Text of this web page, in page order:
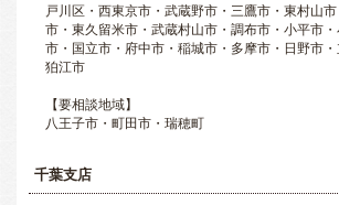
戸川区・西東京市・武蔵野市・三鷹市・東村山
市・東久留米市・武蔵村山市・調布市・小平市
市・国立市・府中市・稲城市・多摩市・日野市・
狛江市
【要相談地域】
八王子市・町田市・瑞穂町
千葉支店